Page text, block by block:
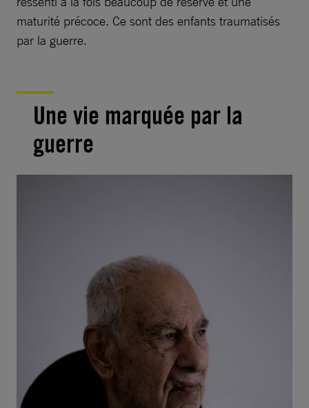
maturité précoce. Ce sont des enfants traumatisés
par la guerre.
Une vie marquée par la
guerre